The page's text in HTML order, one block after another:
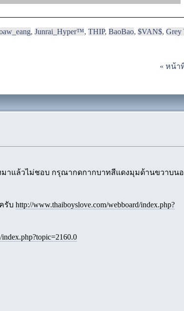
,Junrai_Hyper™,THIP,BaoBao,$VAN$,Grey
« หน้า
มาแล้วไม่ชอบ กรุณากดกากบาทสีแดงมุมด้านขวาบน
รับ http://www.thaiboyslove.com/webboard/index.php?